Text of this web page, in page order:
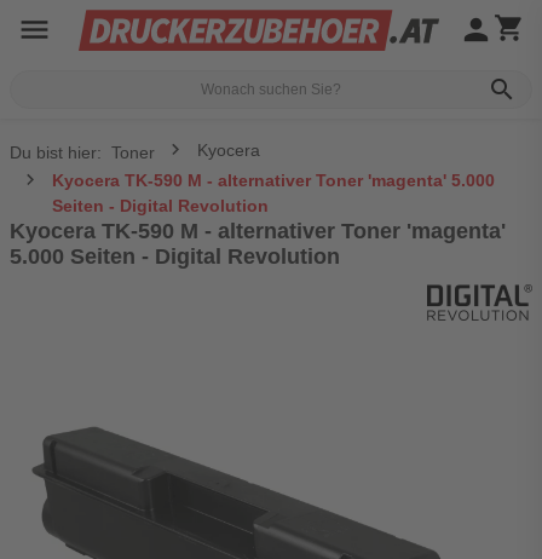
menu
search
person shopping_cart
Du bist hier: Toner
Kyocera
Kyocera TK-590 M - alternativer Toner 'magenta' 5.000
Seiten - Digital Revolution
Kyocera TK-590 M - alternativer Toner 'magenta'
5.000 Seiten - Digital Revolution